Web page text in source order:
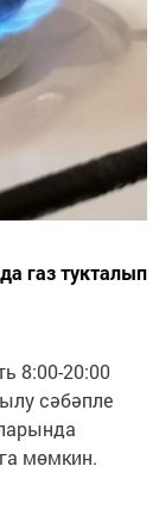
газ тукталып
8:00-20:00
сәбәпле
мөмкин.